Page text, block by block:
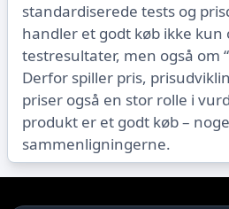
standardiserede tests og
handler et godt køb ikke kun
testresultater, men også om
Derfor spiller pris,
priser også en stor rolle i
produkt er et godt køb –
sammenligningerne.